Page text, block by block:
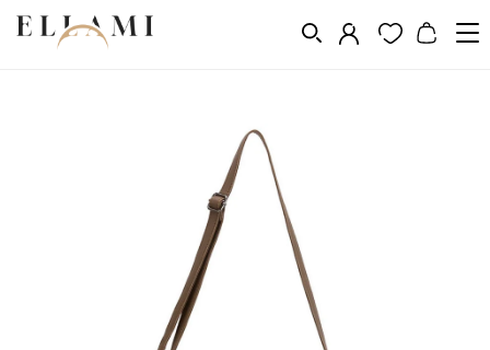
Kis kézitáskák